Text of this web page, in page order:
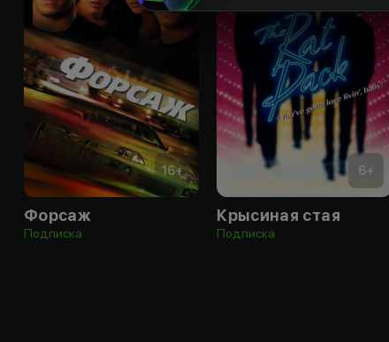
16+
Форсаж
Подписка
6+
Крысиная стая
Подписка